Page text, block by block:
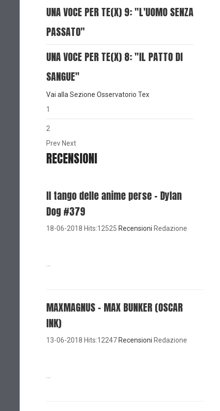
UNA VOCE PER TE(X) 9: "L'UOMO SENZA
PASSATO"
UNA VOCE PER TE(X) 8: "IL PATTO DI
SANGUE"
Vai alla Sezione Osservatorio Tex
1
2
Prev Next
RECENSIONI
Il tango delle anime perse - Dylan
Dog #379
18-06-2018 Hits:12525 Recensioni Redazione
MAXMAGNUS – MAX BUNKER (OSCAR
INK)
13-06-2018 Hits:12247 Recensioni Redazione